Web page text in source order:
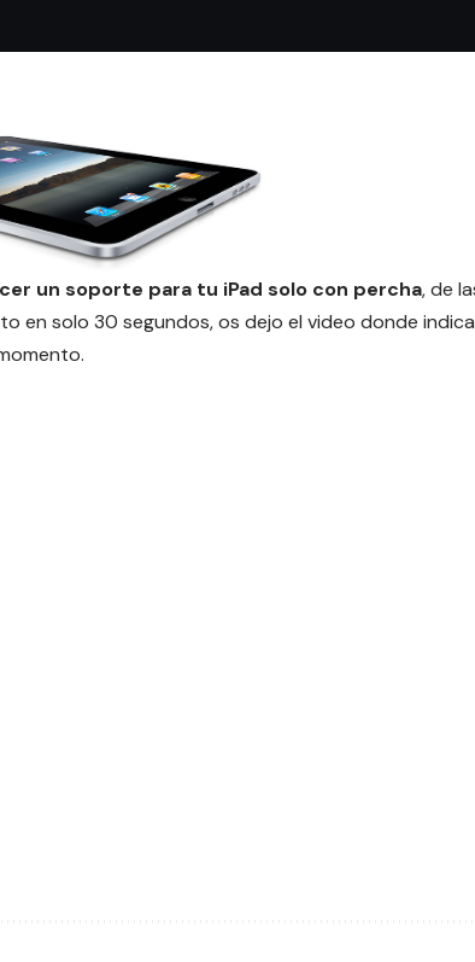
un soporte para tu iPad solo con percha, de
en solo 30 segundos, os dejo el video donde indica